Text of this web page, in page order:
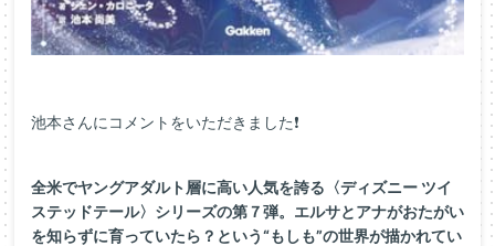
池本さんにコメントをいただきました❗
全米でヤングアダルト層に高い人気を誇る〈ディズニー ツイ
ステッドテール〉シリーズの第７弾。エルサとアナがおたがい
を知らずに育っていたら？という“もしも”の世界が描かれてい